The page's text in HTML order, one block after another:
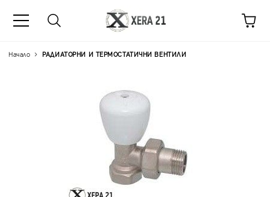
Начало РАДИАТОРНИ И ТЕРМОСТАТИЧНИ ВЕНТИЛИ
Цена на продукта: